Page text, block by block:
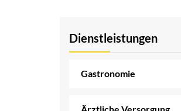
Dienstleistungen
Gastronomie